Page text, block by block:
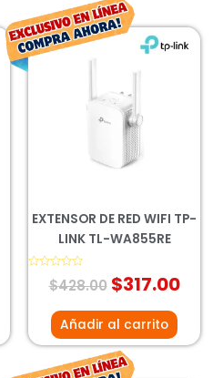
precio
EXTENSOR DE RED WIFI TP-
LINK TL-WA855RE
Valorado
$428.00
El
precio
original
era:
$428.00.
$317.00
El
Añadir al carrito